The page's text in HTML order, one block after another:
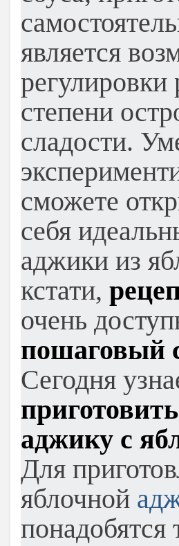
является
регулировки
степени
сладости.
сможете
себя
аджики из
кстати,
очень
пошаговый
Сегодня
аджику с
Для
яблочной
понадобятся